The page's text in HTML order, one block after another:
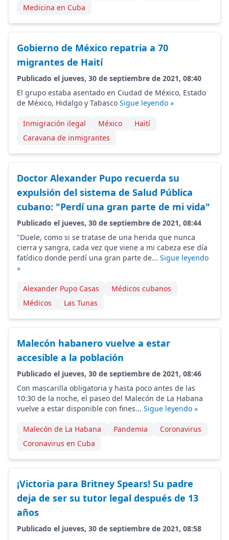
Medicina en Cuba
Gobierno de México repatria a 70
migrantes de Haití
Publicado el jueves, 30 de septiembre de 2021, 08:40
El grupo estaba asentado en Ciudad de México, Estado
de México, Hidalgo y Tabasco Sigue leyendo »
Inmigración ilegal México
Haití
Caravana de inmigrantes
Doctor Alexander Pupo recuerda su
expulsión del sistema de Salud Pública
cubano: "Perdí una gran parte de mi vida"
Publicado el jueves, 30 de septiembre de 2021, 08:44
"Duele, como si se tratase de una herida que nunca
cierra y sangra, cada vez que viene a mi cabeza ese día
fatídico donde perdí una gran parte de... Sigue leyendo
»
Alexander Pupo Casas
Médicos cubanos
Médicos
Las Tunas
Malecón habanero vuelve a estar
accesible a la población
Publicado el jueves, 30 de septiembre de 2021, 08:46
Con mascarilla obligatoria y hasta poco antes de las
10:30 de la noche, el paseo del Malecón de La Habana
vuelve a estar disponible con fines... Sigue leyendo »
Malecón de La Habana Pandemia
Coronavirus
Coronavirus en Cuba
¡Victoria para Britney Spears! Su padre
deja de ser su tutor legal después de 13
años
Publicado el jueves, 30 de septiembre de 2021, 08:58